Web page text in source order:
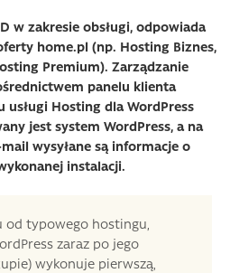
w zakresie obsługi, odpowiada
home.pl (np. Hosting Biznes,
Premium). Zarządzanie
panelu klienta
Hosting dla WordPress
jest system WordPress, a na
wysyłane są informacje o
instalacji.
od typowego hostingu,
zaraz po jego
wykonuje pierwszą,